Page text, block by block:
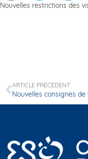
Nouvelles restrictions des
ARTICLE PRÉCÉDENT